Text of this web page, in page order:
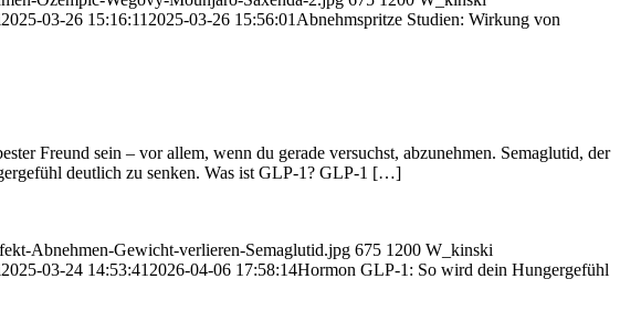
2025-03-26 15:16:11 2025-03-26 15:56:01 Abnehmspritze Studien: Wirkung von
Freund sein – vor allem, wenn du gerade versuchst, abzunehmen. Semaglutid, der
deutlich zu senken. Was ist GLP-1? GLP-1 […]
Abnehmen-Gewicht-verlieren-Semaglutid.jpg 675 1200 W_kinski
2025-03-24 14:53:41 2026-04-06 17:58:14Hormon GLP-1: So wird dein Hungergefühl